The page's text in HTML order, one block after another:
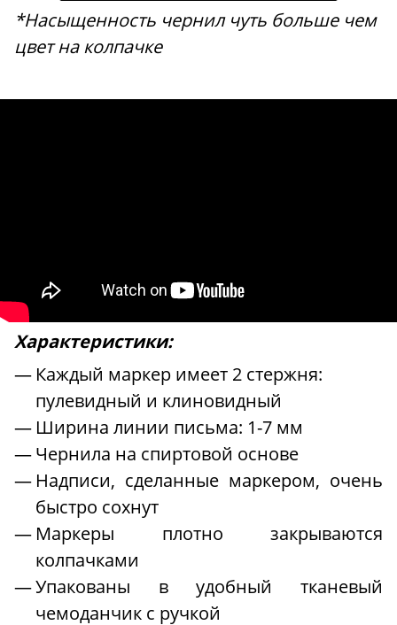
*Насыщенность чернил чуть больше чем
цвет на колпачке
Характеристики:
Каждый маркер имеет 2 стержня:
пулевидный и клиновидный
Ширина линии письма: 1-7 мм
Чернила на спиртовой основе
Надписи, сделанные маркером, очень
быстро сохнут
Маркеры плотно закрываются
колпачками
Упакованы в удобный тканевый
чемоданчик с ручкой